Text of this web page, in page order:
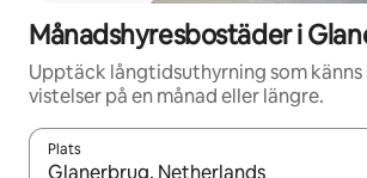
Månadshyresbostäder i
Upptäck långtidsuthyrning som känns
vistelser på en månad eller längre.
Plats
När resultaten är tillgängliga kan du